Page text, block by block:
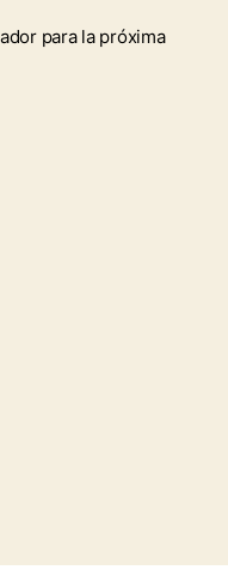
para la próxima